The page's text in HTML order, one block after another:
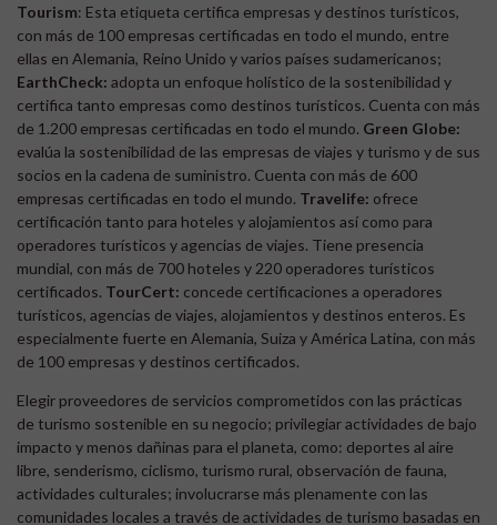
Tourism: Esta etiqueta certifica empresas y destinos turísticos,
con más de 100 empresas certificadas en todo el mundo, entre
ellas en Alemania, Reino Unido y varios países sudamericanos;
EarthCheck: adopta un enfoque holístico de la sostenibilidad y
certifica tanto empresas como destinos turísticos. Cuenta con más
de 1.200 empresas certificadas en todo el mundo. Green Globe:
evalúa la sostenibilidad de las empresas de viajes y turismo y de sus
socios en la cadena de suministro. Cuenta con más de 600
empresas certificadas en todo el mundo. Travelife: ofrece
certificación tanto para hoteles y alojamientos así como para
operadores turísticos y agencias de viajes. Tiene presencia
mundial, con más de 700 hoteles y 220 operadores turísticos
certificados. TourCert: concede certificaciones a operadores
turísticos, agencias de viajes, alojamientos y destinos enteros. Es
especialmente fuerte en Alemania, Suiza y América Latina, con más
de 100 empresas y destinos certificados.
Elegir proveedores de servicios comprometidos con las prácticas
de turismo sostenible en su negocio; privilegiar actividades de bajo
impacto y menos dañinas para el planeta, como: deportes al aire
libre, senderismo, ciclismo, turismo rural, observación de fauna,
actividades culturales; involucrarse más plenamente con las
comunidades locales a través de actividades de turismo basadas en